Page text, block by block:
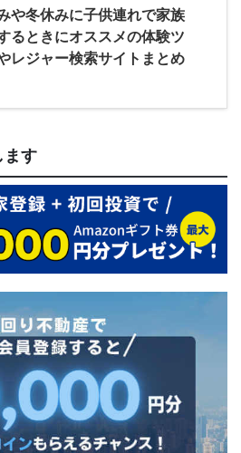
や冬休みに子供連れで家族
るときにオススメの体験ツ
レジャー検索サイトまとめ
ます